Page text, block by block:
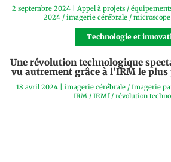
2 septembre 2024| Appel à projets/
2024 / imagerie cérébrale / microscope
Technologie et
Une révolution technologique
vu autrement grâce à l’IRM le
18 avril 2024| imagerie cérébrale/ Imagerie
IRM/ IRMf/ révolution